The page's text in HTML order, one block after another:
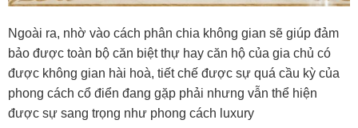
Ngoài ra, nhờ vào cách phân chia không gian sẽ giúp đảm
bảo được toàn bộ căn biệt thự hay căn hộ của gia chủ có
được không gian hài hoà, tiết chế được sự quá cầu kỳ của
phong cách cổ điển đang gặp phải nhưng vẫn thể hiện
được sự sang trọng như phong cách luxury